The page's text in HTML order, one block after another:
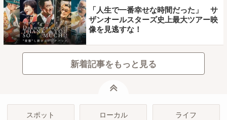
「人生で一番幸せな時間だった」 サ
ザンオールスターズ史上最大ツアー映
像を見逃すな！
新着記事をもっと見る
スポット ローカル ライフ